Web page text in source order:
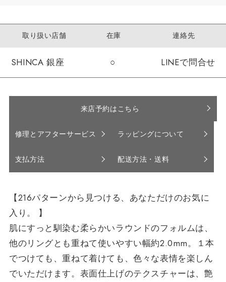
取り扱い店舗 在庫 連絡先
SHINCA 銀座 ○ LINEで問合せ
来店予約はこちら
修理とアフターサービス ラッピングについて
支払方法 配送方法・送料
【216パターンから見つける、あなただけのお気に
入り。 】
肌にすっと馴染む柔らかいラウンドのフォルムは、
他のリングとも重ねて使いやすい幅約2.0mm。１本
でつけても、重ねて着けても、色々な表情を楽しん
でいただけます。表面仕上げのテクスチャーは、艶